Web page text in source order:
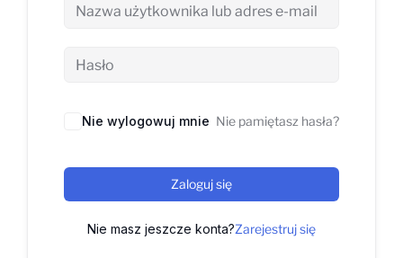
Nie wylogowuj mnie Nie pamiętasz hasła?
Zaloguj się
Nie masz jeszcze konta?Zarejestruj się